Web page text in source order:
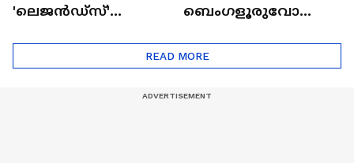
'ലെജൻഡ്‌സ്'
അവസാന ലോകകപ്പ്
ബെംഗളൂരുവോ
മുൻതൂക്കം ആർക്ക്
READ MORE